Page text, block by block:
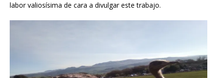
labor valiosísima de cara a divulgar este trabajo.